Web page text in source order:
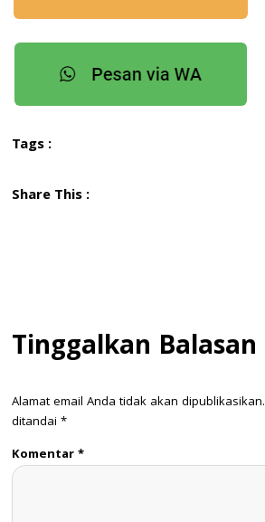
Tags :
Share This :
Tinggalkan Balasan
Alamat email Anda tidak akan dipublikasikan.
ditandai *
Komentar*